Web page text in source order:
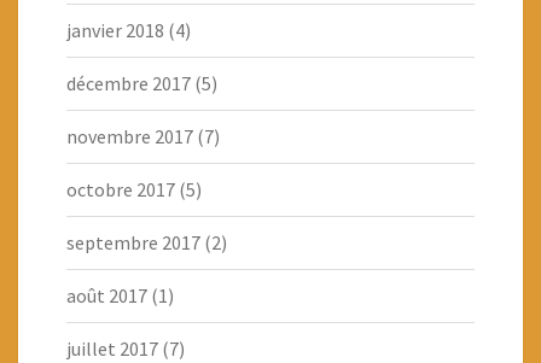
janvier 2018 (4)
décembre 2017 (5)
novembre 2017 (7)
octobre 2017 (5)
septembre 2017 (2)
août 2017 (1)
juillet 2017 (7)